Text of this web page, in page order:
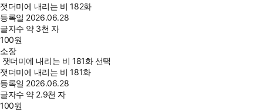
잿더미에 내리는 비 182화
등록일 2026.06.28
글자수 약 3천 자
100원
소장
잿더미에 내리는 비 181화 선택
잿더미에 내리는 비 181화
등록일 2026.06.28
글자수 약 2.9천 자
100원